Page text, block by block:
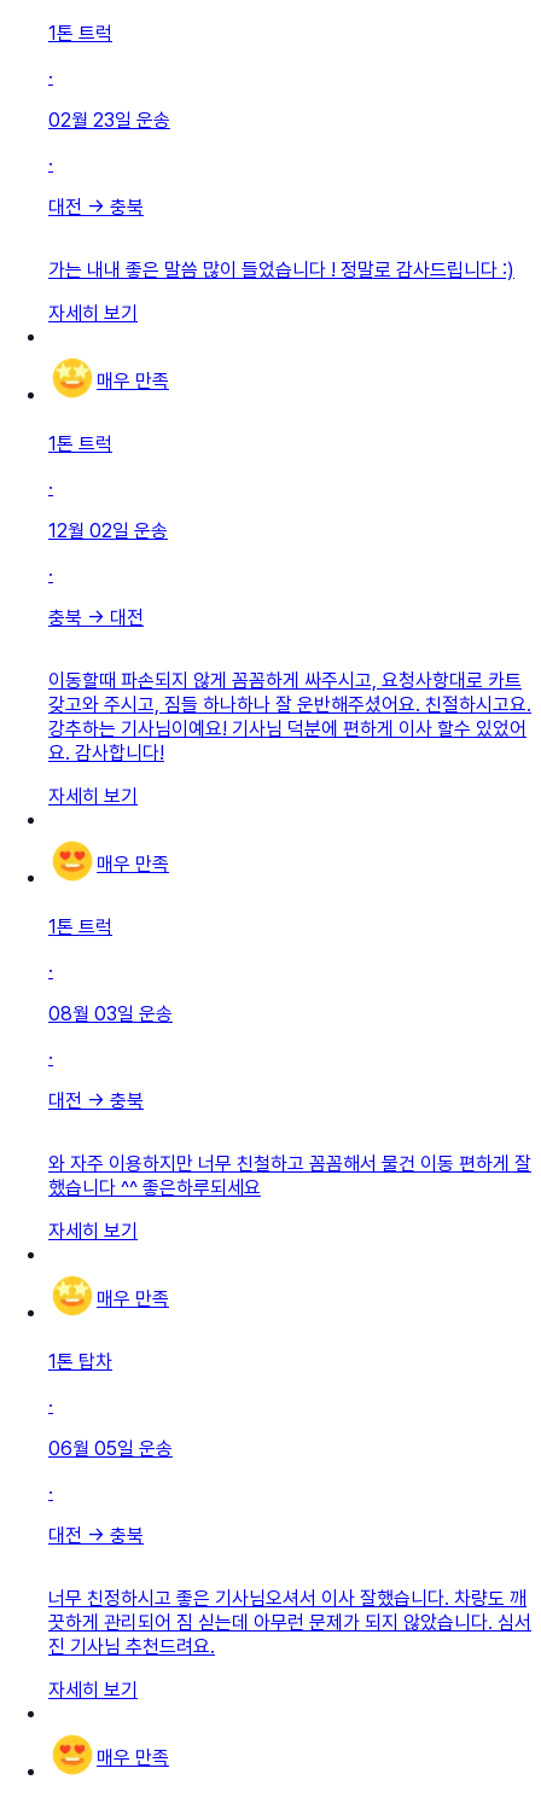
1톤 트럭
·
02월 23일 운송
·
대전 → 충북
가는 내내 좋은 말씀 많이 들었습니다 ! 정말로 감사드립니다 :)
자세히 보기
매우 만족
1톤 트럭
·
12월 02일 운송
·
충북 → 대전
이동할때 파손되지 않게 꼼꼼하게 싸주시고, 요청사항대로 카트
갖고와 주시고, 짐들 하나하나 잘 운반해주셨어요. 친절하시고요.
강추하는 기사님이예요! 기사님 덕분에 편하게 이사 할수 있었어
요. 감사합니다!
자세히 보기
매우 만족
1톤 트럭
·
08월 03일 운송
·
대전 → 충북
와 자주 이용하지만 너무 친철하고 꼼꼼해서 물건 이동 편하게 잘
했습니다 ^^ 좋은하루되세요
자세히 보기
매우 만족
1톤 탑차
·
06월 05일 운송
·
대전 → 충북
너무 친정하시고 좋은 기사님오셔서 이사 잘했습니다. 차량도 깨
끗하게 관리되어 짐 싣는데 아무런 문제가 되지 않았습니다. 심서
진 기사님 추천드려요.
자세히 보기
매우 만족